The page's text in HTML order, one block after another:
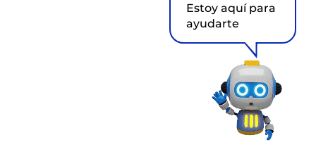
Estoy aquí para
ayudarte